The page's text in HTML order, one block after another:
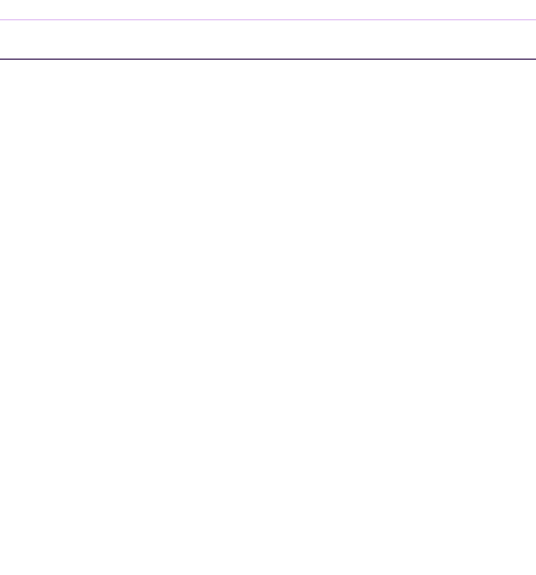
множество стран, таких как Польша, Франция, Англия,